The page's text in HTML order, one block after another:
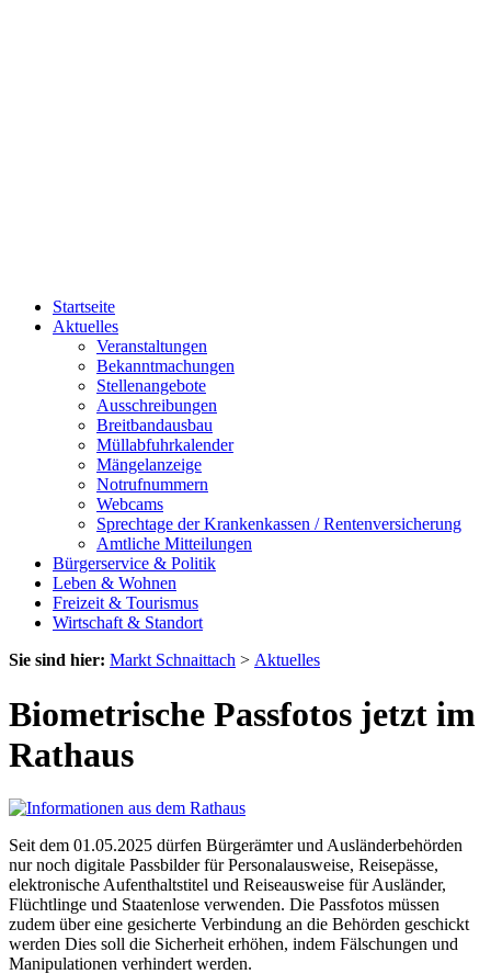
Startseite
Aktuelles
Veranstaltungen
Bekanntmachungen
Stellenangebote
Ausschreibungen
Breitbandausbau
Müllabfuhrkalender
Mängelanzeige
Notrufnummern
Webcams
Sprechtage der Krankenkassen / Rentenversicherung
Amtliche Mitteilungen
Bürgerservice & Politik
Leben & Wohnen
Freizeit & Tourismus
Wirtschaft & Standort
Sie sind hier: Markt Schnaittach > Aktuelles
Biometrische Passfotos jetzt im
Rathaus
Seit dem 01.05.2025 dürfen Bürgerämter und Ausländerbehörden
nur noch digitale Passbilder für Personalausweise, Reisepässe,
elektronische Aufenthaltstitel und Reiseausweise für Ausländer,
Flüchtlinge und Staatenlose verwenden. Die Passfotos müssen
zudem über eine gesicherte Verbindung an die Behörden geschickt
werden Dies soll die Sicherheit erhöhen, indem Fälschungen und
Manipulationen verhindert werden.